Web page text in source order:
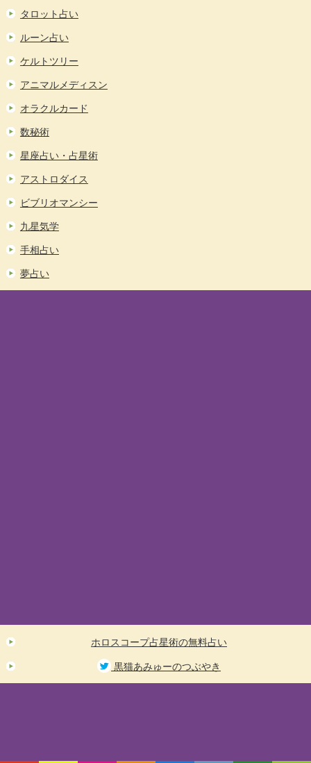
タロット占い
ルーン占い
ケルトツリー
アニマルメディスン
オラクルカード
数秘術
星座占い・占星術
アストロダイス
ビブリオマンシー
九星気学
手相占い
夢占い
ホロスコープ占星術の無料占い
黒猫あみゅーのつぶやき